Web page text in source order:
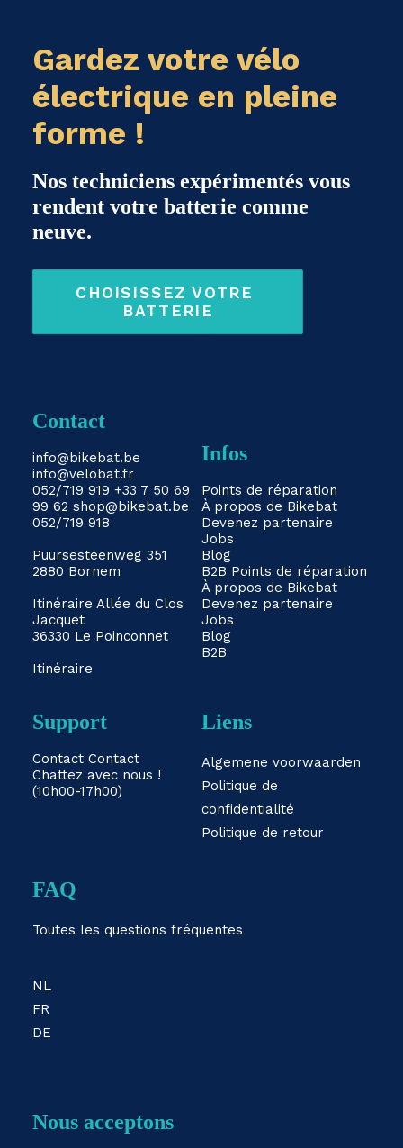
Gardez votre vélo
électrique en pleine
forme !
Nos techniciens expérimentés vous
rendent votre batterie comme
neuve.
CHOISISSEZ VOTRE
BATTERIE
Contact
info@bikebat.be
info@velobat.fr
052/719 919 +33 7 50 69
99 62 shop@bikebat.be
052/719 918
Puursesteenweg 351
2880 Bornem
Itinéraire Allée du Clos
Jacquet
36330 Le Poinconnet
Itinéraire
Infos
Points de réparation
À propos de Bikebat
Devenez partenaire
Jobs
Blog
B2B Points de réparation
À propos de Bikebat
Devenez partenaire
Jobs
Blog
B2B
Support
Contact Contact
Chattez avec nous !
(10h00-17h00)
Liens
Algemene voorwaarden
Politique de
confidentialité
Politique de retour
FAQ
Toutes les questions fréquentes
NL
FR
DE
Nous acceptons